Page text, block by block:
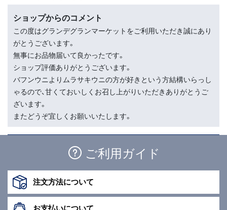
ショップからのコメント
この度はグランデグランマーケットをご利用いただき誠にあり
がとうございます。
無事にお品物届いて良かったです。
ショップ評価ありがとうございます。
バフンウニよりムラサキウニの方が好きという方結構いらっし
ゃるので、甘くておいしくお召し上がりいただきありがとうご
ざいます。
またどうぞ宜しくお願いいたします。
ご利用ガイド
注文方法について